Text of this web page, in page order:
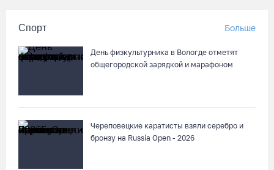
Спорт Больше
День физкультурника в Вологде отметят
общегородской зарядкой и марафоном
Череповецкие каратисты взяли серебро и
бронзу на Russia Open - 2026